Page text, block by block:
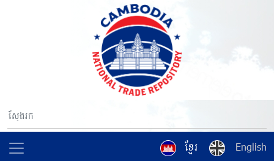
ខ្មែរ English